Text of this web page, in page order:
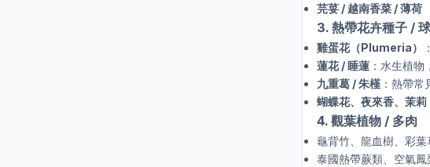
芫荽 / 越南香菜 / 薄荷
3. 熱帶花卉種子 /
雞蛋花（Plumeria）
蓮花 / 睡蓮 ：水生植物
九重葛 / 朱槿 ：熱帶常
蝴蝶花、夜來香、茉莉
4. 觀葉植物 / 多肉
龜背竹、龍血樹、彩葉
泰國熱帶蕨類、空氣鳳